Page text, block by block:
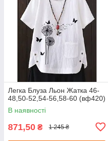
Легка Блуза Льон Жатка 46-
48,50-52,54-56,58-60 (вф420)
В наявності
871,50 ₴ 1 245 ₴